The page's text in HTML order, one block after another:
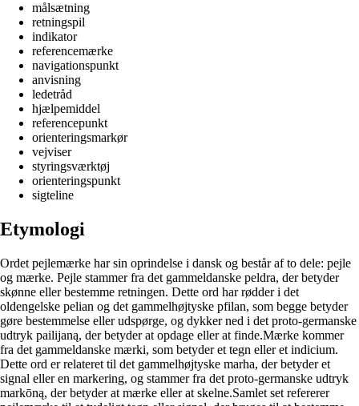
målsætning
retningspil
indikator
referencemærke
navigationspunkt
anvisning
ledetråd
hjælpemiddel
referencepunkt
orienteringsmarkør
vejviser
styringsværktøj
orienteringspunkt
sigteline
Etymologi
Ordet pejlemærke har sin oprindelse i dansk og består af to dele: pejle
og mærke. Pejle stammer fra det gammeldanske peldra, der betyder
skønne eller bestemme retningen. Dette ord har rødder i det
oldengelske pelian og det gammelhøjtyske pfilan, som begge betyder
gøre bestemmelse eller udspørge, og dykker ned i det proto-germanske
udtryk pailijaną, der betyder at opdage eller at finde.Mærke kommer
fra det gammeldanske mærki, som betyder et tegn eller et indicium.
Dette ord er relateret til det gammelhøjtyske marha, der betyder et
signal eller en markering, og stammer fra det proto-germanske udtryk
markōną, der betyder at mærke eller at skelne.Samlet set refererer